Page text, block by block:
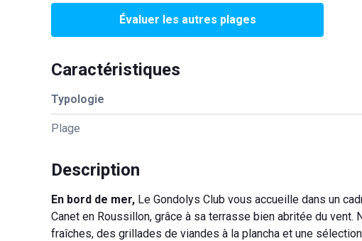
Évaluer les autres plages
Caractéristiques
Typologie
Plage
Description
En bord de mer, Le Gondolys Club vous accueille dans un
Canet en Roussillon, grâce à sa terrasse bien abritée du
fraîches, des grillades de viandes à la plancha et une